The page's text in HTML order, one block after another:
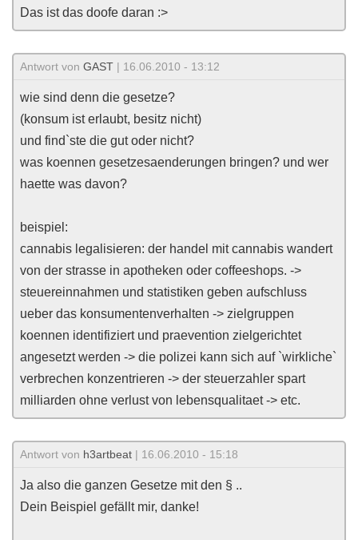
Das ist das doofe daran :>
Antwort von GAST | 16.06.2010 - 13:12
wie sind denn die gesetze?
(konsum ist erlaubt, besitz nicht)
und find`ste die gut oder nicht?
was koennen gesetzesaenderungen bringen? und wer
haette was davon?
beispiel:
cannabis legalisieren: der handel mit cannabis wandert
von der strasse in apotheken oder coffeeshops. ->
steuereinnahmen und statistiken geben aufschluss
ueber das konsumentenverhalten -> zielgruppen
koennen identifiziert und praevention zielgerichtet
angesetzt werden -> die polizei kann sich auf `wirkliche`
verbrechen konzentrieren -> der steuerzahler spart
milliarden ohne verlust von lebensqualitaet -> etc.
Antwort von h3artbeat | 16.06.2010 - 15:18
Ja also die ganzen Gesetze mit den § ..
Dein Beispiel gefällt mir, danke!